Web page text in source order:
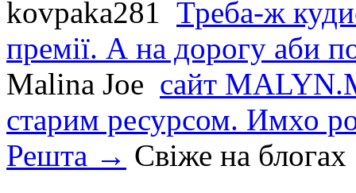
kovpaka281 Треба-ж
премії. А на дорогу аби
Malina Joe сайт
старим ресурсом. Имхо
Решта → Свіже на блогах